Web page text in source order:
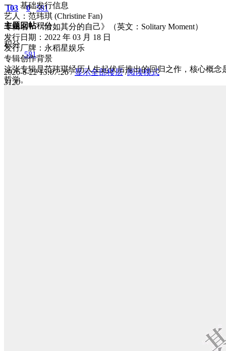
103
主题
0
回帖
581
积分
积分
581
2026-6-22 15:07:26 / 显示全部楼层 /阅读模式
3120
一、基础发行信息
艺人：范玮琪 (Christine Fan)
专辑名：《恰如其分的自己》（英文：Solitary Moment）
发行日期：2022 年 03 月 18 日
发行厂牌：永稻星娱乐
专辑创作背景
这张专辑是范玮琪经历人生起伏后推出的回归之作，核心概
哲学。